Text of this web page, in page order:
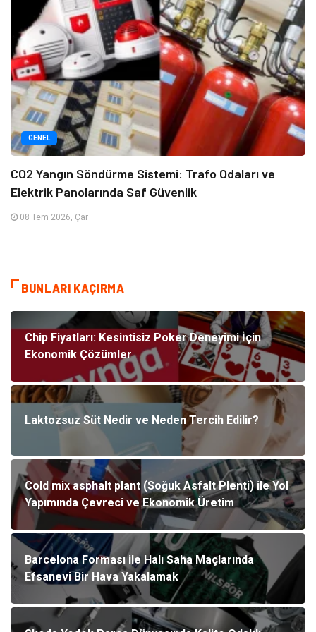
GENEL
CO2 Yangın Söndürme Sistemi: Trafo Odaları ve
Elektrik Panolarında Saf Güvenlik
08 Tem 2026, Çar
BUNLARI KAÇIRMA
Chip Fiyatları: Kesintisiz Poker Deneyimi İçin
Ekonomik Çözümler
Laktozsuz Süt Nedir ve Neden Tercih Edilir?
Cold mix asphalt plant (Soğuk Asfalt Plenti) ile Yol
Yapımında Çevreci ve Ekonomik Üretim
Barcelona Forması ile Halı Saha Maçlarında
Efsanevi Bir Hava Yakalamak